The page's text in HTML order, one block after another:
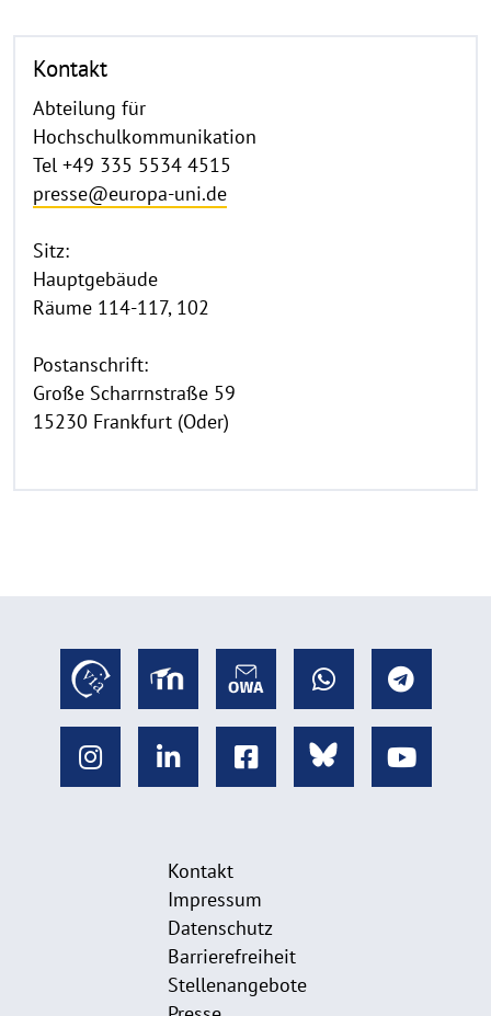
Kontakt
Abteilung für
Hochschulkommunikation
Tel +49 335 5534 4515
presse@europa-uni.de
Sitz:
Hauptgebäude
Räume 114-117, 102
Postanschrift:
Große Scharrnstraße 59
15230 Frankfurt (Oder)
Kontakt
Impressum
Datenschutz
Barrierefreiheit
Stellenangebote